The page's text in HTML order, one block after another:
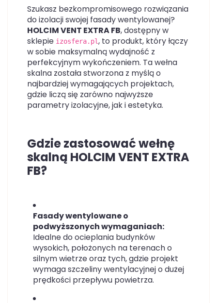
Szukasz bezkompromisowego rozwiązania
do izolacji swojej fasady wentylowanej?
HOLCIM VENT EXTRA FB, dostępny w
sklepie izosfera.pl, to produkt, który łączy
w sobie maksymalną wydajność z
perfekcyjnym wykończeniem. Ta wełna
skalna została stworzona z myślą o
najbardziej wymagających projektach,
gdzie liczą się zarówno najwyższe
parametry izolacyjne, jak i estetyka.
Gdzie zastosować wełnę
skalną HOLCIM VENT EXTRA
FB?
Fasady wentylowane o
podwyższonych wymaganiach:
Idealne do ocieplania budynków
wysokich, położonych na terenach o
silnym wietrze oraz tych, gdzie projekt
wymaga szczeliny wentylacyjnej o dużej
prędkości przepływu powietrza.